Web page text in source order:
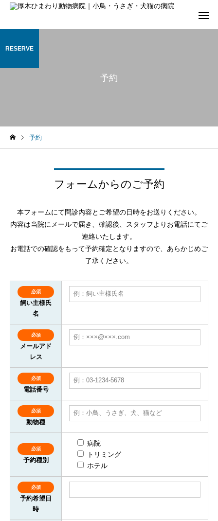
予約
RESERVE
予約
フォームからのご予約
本フォームにて問診内容とご希望の日時をお送りください。
内容は当院にメールで届き、確認後、スタッフよりお電話にてご
連絡いたします。
お電話での確認をもって予約確定となりますので、あらかじめご
了承ください。
必須
飼い主様氏
名
必須
メールアド
レス
必須
電話番号
必須
動物種
必須
予約種別
病院
トリミング
ホテル
必須
予約希望日
時